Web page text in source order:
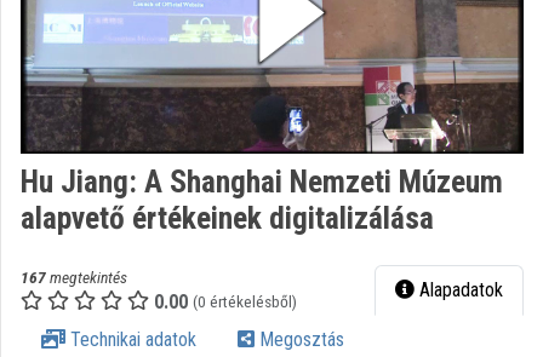
Kategóriák
Lejátszási listák
Intézmények
Közreműködők
Hu Jiang: A Shanghai Nemzeti Múzeum
alapvető értékeinek digitalizálása
167megtekintés
0.00 (0 értékelésből) Alapadatok
Technikai adatok Megosztás